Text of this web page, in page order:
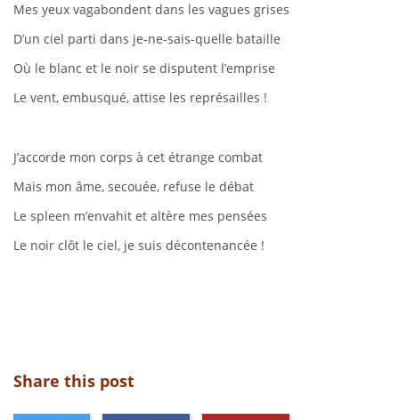
Mes yeux vagabondent dans les vagues grises
D’un ciel parti dans je-ne-sais-quelle bataille
Où le blanc et le noir se disputent l’emprise
Le vent, embusqué, attise les représailles !
J’accorde mon corps à cet étrange combat
Mais mon âme, secouée, refuse le débat
Le spleen m’envahit et altère mes pensées
Le noir clôt le ciel, je suis décontenancée !
Share this post